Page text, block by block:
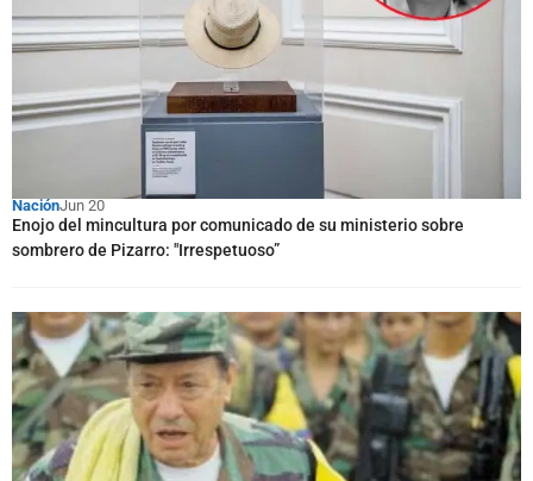
NaciónJun 20
Enojo del mincultura por comunicado de su ministerio sobre
sombrero de Pizarro: "Irrespetuoso”